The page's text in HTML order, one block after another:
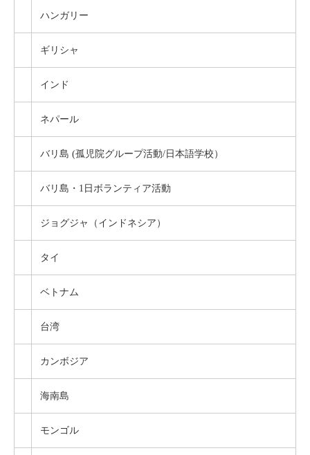
参加規約
個人情報保護規定
申込フォーム
東京・説明会
大阪・説明会
電話カウンセリング
アクセスマップ
新型コロナ対応
ハンガリー
ギリシャ
インド
ネパール
バリ島 (孤児院グループ活動/日本語学校）
バリ島・1日ボランティア活動
ジョグジャ（インドネシア）
タイ
ベトナム
台湾
カンボジア
海南島
モンゴル